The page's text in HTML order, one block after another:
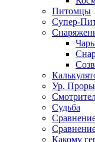
Питомцы
Супер-
Ур.
Судьба
Какому